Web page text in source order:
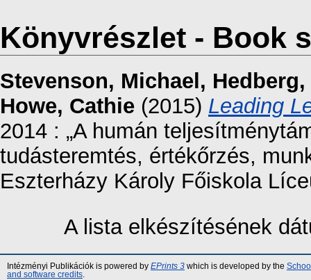
Könyvrészlet - Book
Stevenson, Michael ,
Howe, Cathie (2015) Leading
2014 : „A humán
tudásteremtés, értékőrzés,
Eszterházy Károly Főiskola
A lista elkészítésének
Intézményi Publikációk is powered by EPrints 3 which is developed by the
and software credits